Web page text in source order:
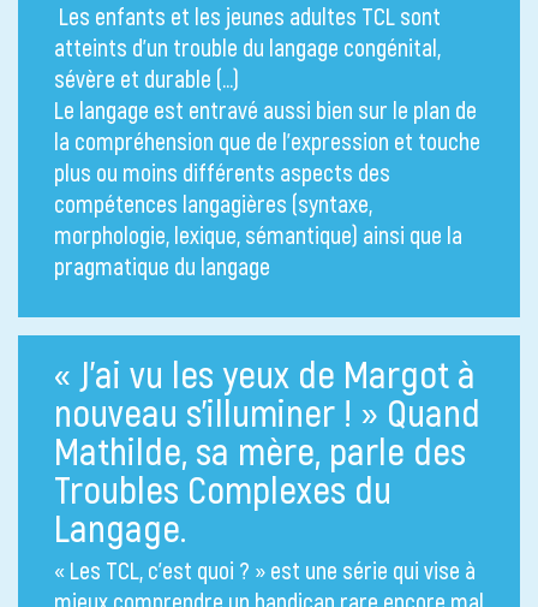
Les enfants et les jeunes adultes TCL sont
atteints d’un trouble du langage congénital,
sévère et durable (…)
Le langage est entravé aussi bien sur le plan de
la compréhension que de l’expression et touche
plus ou moins différents aspects des
compétences langagières (syntaxe,
morphologie, lexique, sémantique) ainsi que la
pragmatique du langage
« J’ai vu les yeux de Margot à
nouveau s’illuminer ! » Quand
Mathilde, sa mère, parle des
Troubles Complexes du
Langage.
« Les TCL, c’est quoi ? » est une série qui vise à
mieux comprendre un handicap rare encore mal